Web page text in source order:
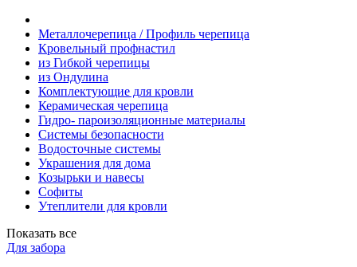
Металлочерепица / Профиль черепица
Кровельный профнастил
из Гибкой черепицы
из Ондулина
Комплектующие для кровли
Керамическая черепица
Гидро- пароизоляционные материалы
Системы безопасности
Водосточные системы
Украшения для дома
Козырьки и навесы
Софиты
Утеплители для кровли
Показать все
Для забора